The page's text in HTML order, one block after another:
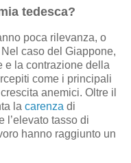
tedesca?
poca rilevanza, o
caso del Giappone,
e la contrazione della
come i principali
anemici. Oltre il
la carenza di
l’elevato tasso di
hanno raggiunto un